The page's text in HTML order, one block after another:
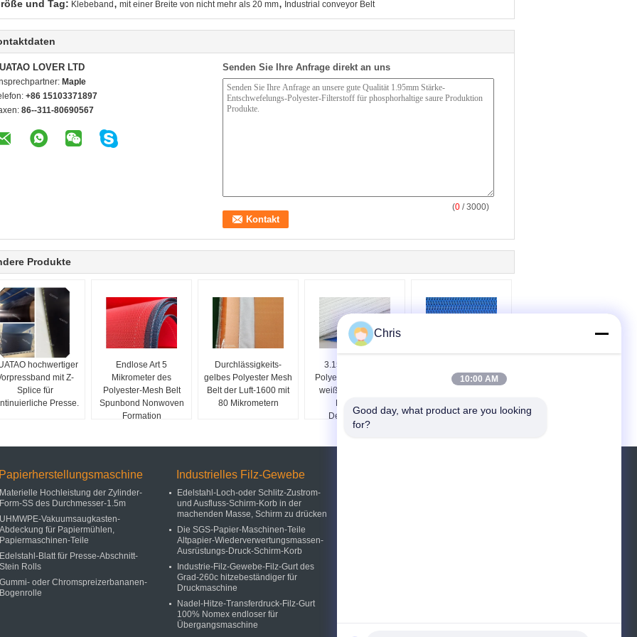
und Tag: Klebeband , mit einer Breite von nicht mehr als 20 mm, Industrial conveyor Belt
LOVER LTD
Maple
+86 15103371897
86--311-80690567
Senden Sie Ihre Anfrage direkt an uns
(0 / 3000)
Produkte
hochwertiger
mit Z-
Splice für
Presse.
Endlose Art 5
Mikrometer des
Polyester-Mesh Belt
Spunbond Nonwoven
Formation
Durchlässigkeits-
gelbes Polyester Mesh
Belt der Luft-1600 mit
80 Mikrometern
3.15mm Stärke-
Polyester-Filter-Gurt-
weiße gewundene
Dehydrierung
Schleifen-Breiten-
Presse für die
Papierherstellungsmaschine
Materielle Hochleistung der Zylinder-
Form-SS des Durchmesser-1.5m
UHMWPE-Vakuumsaugkasten-
Abdeckung für Papiermühlen,
Papiermaschinen-Teile
Edelstahl-Blatt für Presse-Abschnitt-
Stein Rolls
Gummi- oder Chromspreizerbananen-
Bogenrolle
Industrielles Filz-Gewebe
Edelstahl-Loch-oder Schlitz-Zustrom-
und Ausfluss-Schirm-Korb in der
machenden Masse, Schirm zu drücken
Die SGS-Papier-Maschinen-Teile
Altpapier-Wiederverwertungsmassen-
Ausrüstungs-Druck-Schirm-Korb
Industrie-Filz-Gewebe-Filz-Gurt des
Grad-260c hitzebeständiger für
Druckmaschine
Nadel-Hitze-Transferdruck-Filz-Gurt
100% Nomex endloser für
Übergangsmaschine
Chris
10:00 AM
Good day, what product are you looking
for?